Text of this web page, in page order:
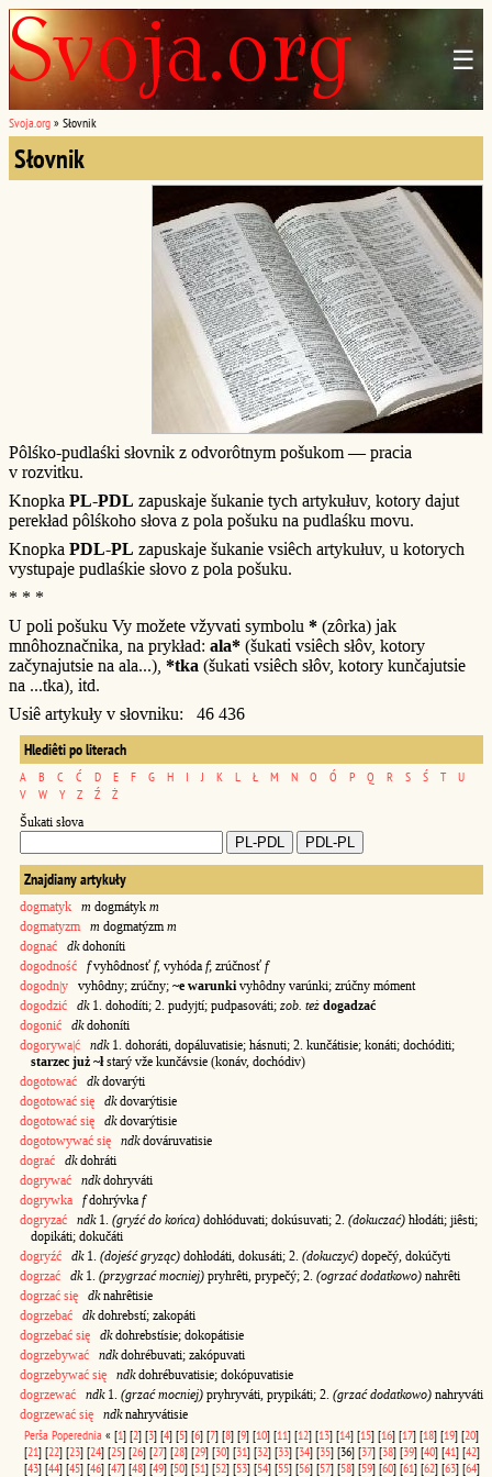
☰
Svoja.org » Słovnik
Słovnik
Pôlśko-pudlaśki słovnik z odvorôtnym pošukom — pracia
v rozvitku.
Knopka PL-PDL zapuskaje šukanie tych artykułuv, kotory dajut
perekład pôlśkoho słova z pola pošuku na pudlaśku movu.
Knopka PDL-PL zapuskaje šukanie vsiêch artykułuv, u kotorych
vystupaje pudlaśkie słovo z pola pošuku.
* * *
U poli pošuku Vy možete vžyvati symbolu * (zôrka) jak
mnôhoznačnika, na prykład: ala* (šukati vsiêch słôv, kotory
začynajutsie na ala...), *tka (šukati vsiêch słôv, kotory kunčajutsie
na ...tka), itd.
Usiê artykuły v słovniku: 46 436
Hlediêti po literach
A B C Ć D E F G H I J K L Ł M N O Ó P Q R S Ś T
U
V
W Y Z Ź Ż
Šukati słova
Znajdiany artykuły
dogmatyk m dogmátyk m
dogmatyzm
m dogmatýzm m
dognać
dkdohoníti
dogodność
fvyhôdnosť f, vyhóda f; zrúčnosť f
dogodn|y vyhôdny; zrúčny; ~e warunki vyhôdny varúnki; zrúčny móment
dogodzić
dk1. dohodíti; 2. pudyjtí; pudpasováti; zob. też dogadzać
dogonić
dkdohoníti
dogorywa|ć
ndk1. dohoráti, dopáluvatisie; hásnuti; 2. kunčátisie; konáti; dochóditi;
starzec już ~łstarý vže kunčávsie (konáv, dochódiv)
dogotować
dkdovarýti
dogotować się
dkdovarýtisie
dogotować się
dkdovarýtisie
dogotowywać się
ndkdováruvatisie
dograć
dkdohráti
dogrywać
ndkdohryváti
dogrywka
fdohrývka f
dogryzać
ndk1. (gryźć do końca) dohłóduvati; dokúsuvati; 2. (dokuczać) hłodáti; jiêsti;
dopikáti; dokučáti
dogryźć
dk1. (dojeść gryząc) dohłodáti, dokusáti; 2. (dokuczyć) dopečý, dokúčyti
dogrzać
dk1. (przygrzać mocniej) pryhrêti, prypečý; 2. (ogrzać dodatkowo) nahrêti
dogrzać się
dknahrêtisie
dogrzebać
dkdohrebstí; zakopáti
dogrzebać się
dkdohrebstísie; dokopátisie
dogrzebywać
ndkdohrébuvati; zakópuvati
dogrzebywać się
ndkdohrébuvatisie; dokópuvatisie
dogrzewać
ndk1. (grzać mocniej) pryhryváti, prypikáti; 2. (grzać dodatkowo) nahryváti
dogrzewać się
ndknahryvátisie
Perša Poperednia « [1] [2] [3] [4] [5] [6] [7] [8] [9] [10] [11] [12] [13] [14] [15] [16] [17] [18] [19] [20]
[21] [22] [23] [24] [25] [26] [27] [28] [29] [30] [31] [32] [33] [34] [35] [36] [37] [38] [39] [40] [41] [42]
[43] [44] [45] [46] [47] [48] [49] [50] [51] [52] [53] [54] [55] [56] [57] [58] [59] [60] [61] [62] [63] [64]